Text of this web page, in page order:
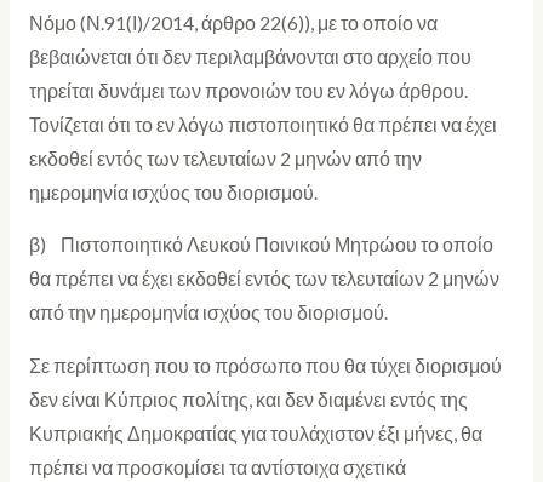
Νόμο (Ν.91(Ι)/2014, άρθρο 22(6)), με το οποίο να
βεβαιώνεται ότι δεν περιλαμβάνονται στο αρχείο που
τηρείται δυνάμει των προνοιών του εν λόγω άρθρου.
Τονίζεται ότι το εν λόγω πιστοποιητικό θα πρέπει να έχει
εκδοθεί εντός των τελευταίων 2 μηνών από την
ημερομηνία ισχύος του διορισμού.
β) Πιστοποιητικό Λευκού Ποινικού Μητρώου το οποίο
θα πρέπει να έχει εκδοθεί εντός των τελευταίων 2 μηνών
από την ημερομηνία ισχύος του διορισμού.
Σε περίπτωση που το πρόσωπο που θα τύχει διορισμού
δεν είναι Κύπριος πολίτης, και δεν διαμένει εντός της
Κυπριακής Δημοκρατίας για τουλάχιστον έξι μήνες, θα
πρέπει να προσκομίσει τα αντίστοιχα σχετικά